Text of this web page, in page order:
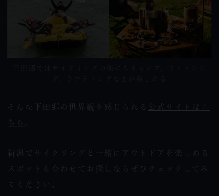
そんな下田郷の世界観を感じられる
公式サイトはこ
ちら
新潟でサイクリングと一緒にアウトドアを楽しめる
スポットも合わせてお探しならぜひチェックしてみ
てください。